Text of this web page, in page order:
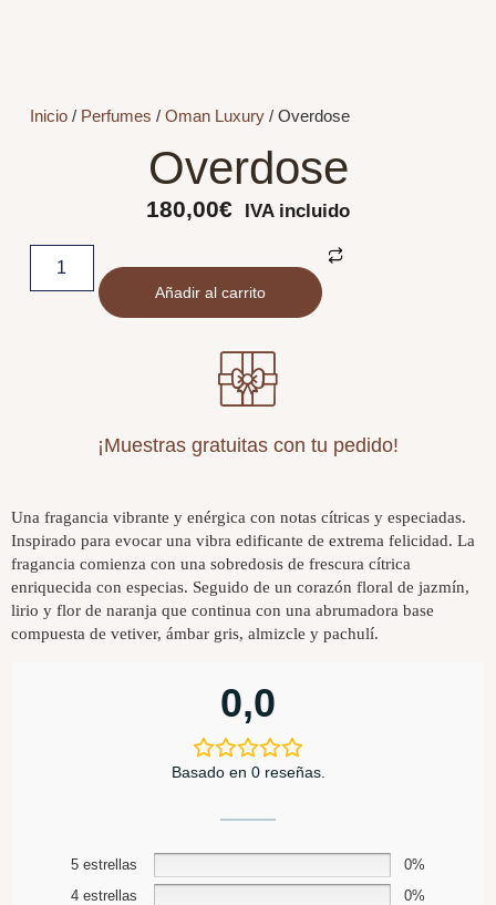
Inicio/ Perfumes / Oman Luxury/ Overdose
Overdose
180,00€ IVA incluido
Añadir al carrito
¡Muestras gratuitas con tu pedido!
Una fragancia vibrante y enérgica con notas cítricas y especiadas.
Inspirado para evocar una vibra edificante de extrema felicidad. La
fragancia comienza con una sobredosis de frescura cítrica
enriquecida con especias. Seguido de un corazón floral de jazmín,
lirio y flor de naranja que continua con una abrumadora base
compuesta de vetiver, ámbar gris, almizcle y pachulí.
0,0
Basado en 0 reseñas.
5 estrellas
0%
4 estrellas
0%